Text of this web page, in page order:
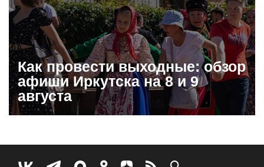
Как провести выходные: обзор
афиши Иркутска на 8 и 9
августа